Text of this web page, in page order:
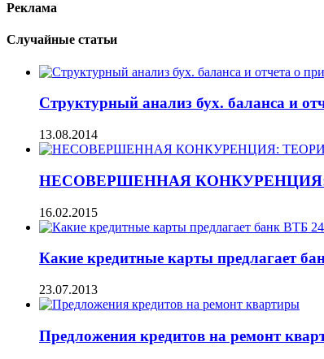
Реклама
Случайные статьи
Структурный анализ бух. баланса и
13.08.2014
НЕСОВЕРШЕННАЯ
16.02.2015
Какие кредитные карты предлагает
23.07.2013
Предложения кредитов на ремонт